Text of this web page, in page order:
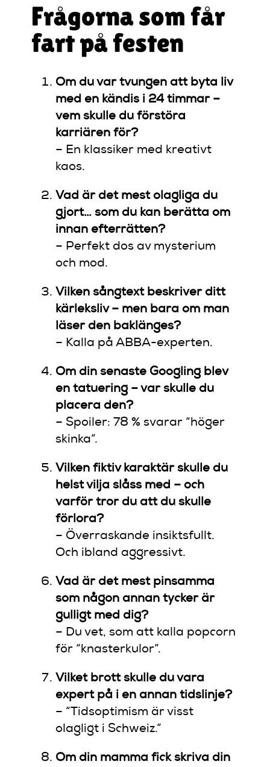
Frågorna som får
fart på festen
Om du var tvungen att byta liv
med en kändis i 24 timmar –
vem skulle du förstöra
karriären för?
– En klassiker med kreativt
kaos.
Vad är det mest olagliga du
gjort… som du kan berätta om
innan efterrätten?
– Perfekt dos av mysterium
och mod.
Vilken sångtext beskriver ditt
kärleksliv – men bara om man
läser den baklänges?
– Kalla på ABBA-experten.
Om din senaste Googling blev
en tatuering – var skulle du
placera den?
– Spoiler: 78 % svarar “höger
skinka”.
Vilken fiktiv karaktär skulle du
helst vilja slåss med – och
varför tror du att du skulle
förlora?
– Överraskande insiktsfullt.
Och ibland aggressivt.
Vad är det mest pinsamma
som någon annan tycker är
gulligt med dig?
– Du vet, som att kalla popcorn
för “knasterkulor”.
Vilket brott skulle du vara
expert på i en annan tidslinje?
– “Tidsoptimism är visst
olagligt i Schweiz.”
Om din mamma fick skriva din